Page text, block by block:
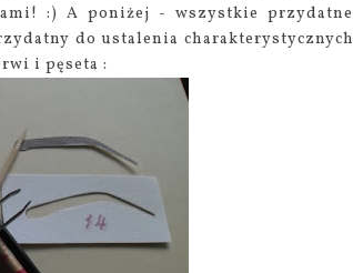
:) A poniżej - wszystkie przydatne
do ustalenia charakterystycznych
i pęseta :